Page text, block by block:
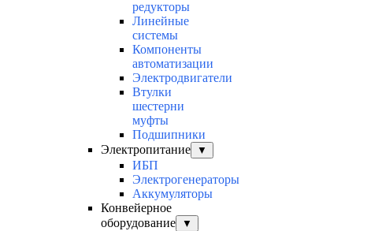
редукторы
Линейные
системы
Компоненты
автоматизации
Электродвигатели
Втулки
шестерни
муфты
Подшипники
Электропитание
▼
ИБП
Электрогенераторы
Аккумуляторы
Конвейерное
оборудование
▼